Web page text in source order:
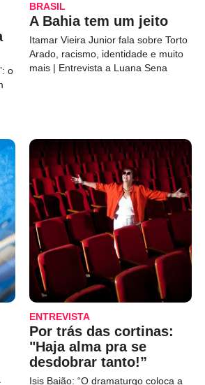
o
BRASIL
A Bahia tem um jeito
Itamar Vieira Junior fala sobre Torto
Arado, racismo, identidade e muito
mais | Entrevista a Luana Sena
ENTREVISTA
Por trás das cortinas:
"Haja alma pra se
desdobrar tanto!”
Isis Baião: “O dramaturgo coloca a